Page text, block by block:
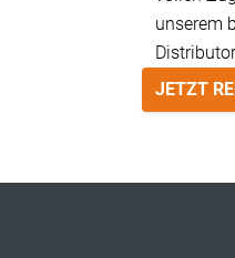
unserem
JETZT